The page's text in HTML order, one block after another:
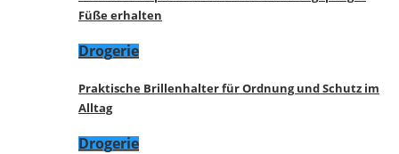
Füße erhalten
Drogerie
Praktische Brillenhalter für Ordnung und Schutz im
Alltag
Drogerie